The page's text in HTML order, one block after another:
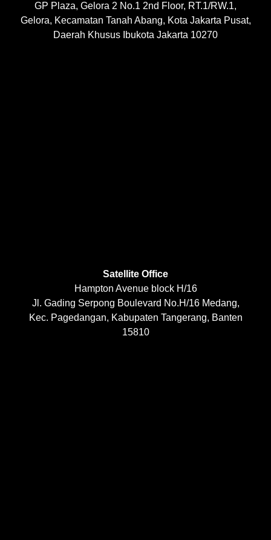
GP Plaza, Gelora 2 No.1 2nd Floor, RT.1/RW.1,
Gelora, Kecamatan Tanah Abang, Kota Jakarta Pusat,
Daerah Khusus Ibukota Jakarta 10270
Satellite Office
Hampton Avenue block H/16
Jl. Gading Serpong Boulevard No.H/16 Medang,
Kec. Pagedangan, Kabupaten Tangerang, Banten
15810